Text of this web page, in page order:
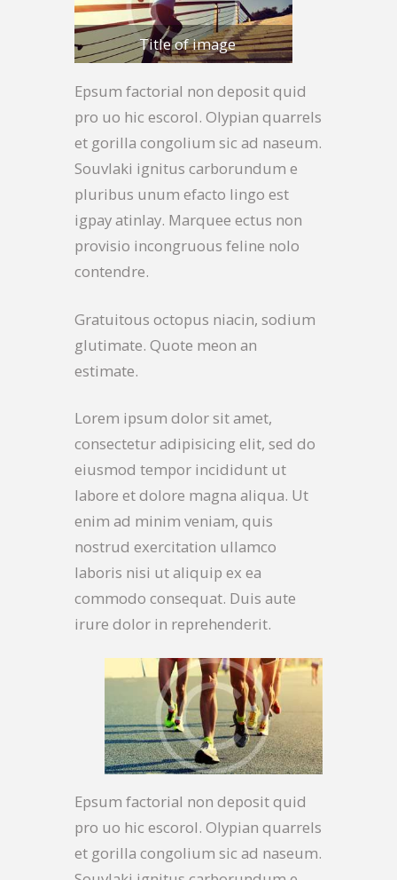
Title of image
Epsum factorial non deposit quid
pro uo hic escorol. Olypian quarrels
et gorilla congolium sic ad naseum.
Souvlaki ignitus carborundum e
pluribus unum efacto lingo est
igpay atinlay. Marquee ectus non
provisio incongruous feline nolo
contendre.
Gratuitous octopus niacin, sodium
glutimate. Quote meon an
estimate.
Lorem ipsum dolor sit amet,
consectetur adipisicing elit, sed do
eiusmod tempor incididunt ut
labore et dolore magna aliqua. Ut
enim ad minim veniam, quis
nostrud exercitation ullamco
laboris nisi ut aliquip ex ea
commodo consequat. Duis aute
irure dolor in reprehenderit.
Epsum factorial non deposit quid
pro uo hic escorol. Olypian quarrels
et gorilla congolium sic ad naseum.